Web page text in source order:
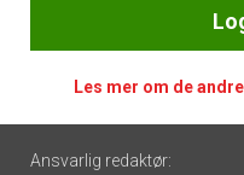
Les mer om de
Footer
Ansvarlig redaktør: